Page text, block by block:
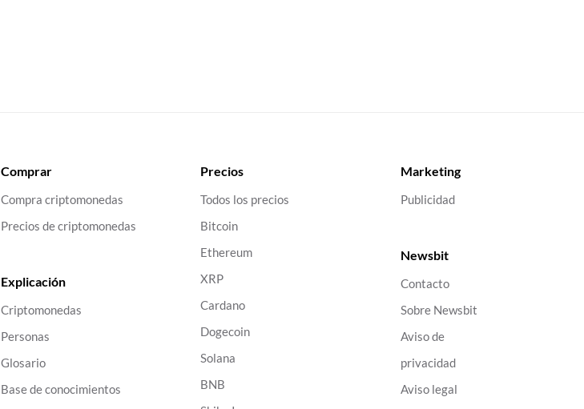
Comprar
Compra criptomonedas
Precios de criptomonedas
Explicación
Criptomonedas
Personas
Glosario
Base de conocimientos
Precios
Todos los precios
Bitcoin
Ethereum
XRP
Cardano
Dogecoin
Solana
BNB
Marketing
Publicidad
Newsbit
Contacto
Sobre Newsbit
Aviso de
privacidad
Aviso legal